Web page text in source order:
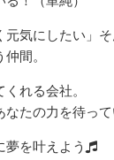
気にしたい」
間。
れる会社。
たの力を待って
を叶えよう